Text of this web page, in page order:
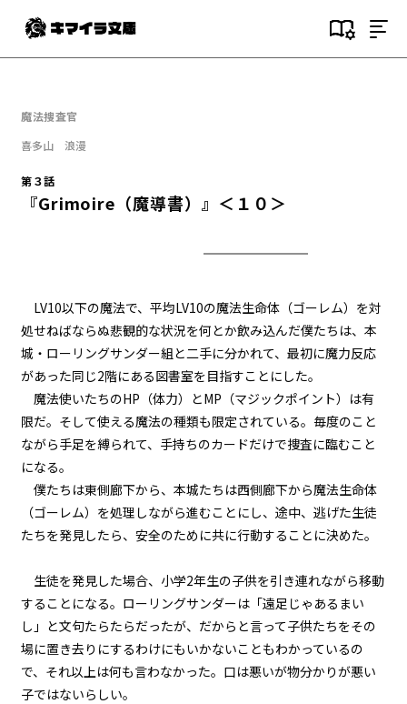
目次
『Serial killer（連続殺人鬼）』
第１話
『Serial killer（連続殺人鬼）』
＜４＞
第１話
『Serial killer（連続殺人鬼）』
＜５＞
第１話
『Serial killer（連続殺人鬼）』
＜６＞
第１話
『Serial killer（連続殺人鬼）』
＜７＞
第１話
『Serial killer（連続殺人鬼）』
魔法捜査官
喜多山 浪漫
第３話
『Grimoire（魔導書）』＜１０＞
LV10以下の魔法で、平均LV10の魔法生命体（ゴーレム）を対
処せねばならぬ悲観的な状況を何とか飲み込んだ僕たちは、本
城・ローリングサンダー組と二手に分かれて、最初に魔力反応
があった同じ2階にある図書室を目指すことにした。
魔法使いたちのHP（体力）とMP（マジックポイント）は有
限だ。そして使える魔法の種類も限定されている。毎度のこと
ながら手足を縛られて、手持ちのカードだけで捜査に臨むこと
になる。
僕たちは東側廊下から、本城たちは西側廊下から魔法生命体
（ゴーレム）を処理しながら進むことにし、途中、逃げた生徒
たちを発見したら、安全のために共に行動することに決めた。
生徒を発見した場合、小学2年生の子供を引き連れながら移動
することになる。ローリングサンダーは「遠足じゃあるまい
し」と文句たらたらだったが、だからと言って子供たちをその
場に置き去りにするわけにもいかないこともわかっているの
で、それ以上は何も言わなかった。口は悪いが物分かりが悪い
子ではないらしい。